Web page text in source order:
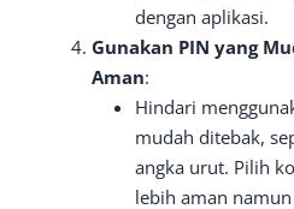
dengan aplikasi.
Gunakan PIN yang
Aman:
Hindari
mudah ditebak,
angka urut. Pilih
lebih aman